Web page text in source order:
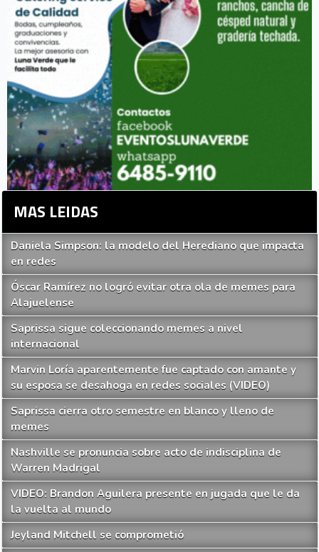
MAS LEIDAS
Daniela Simpson: la modelo del Herediano que impacta
en redes
Óscar Ramírez no logró evitar otra ola de memes para
Alajuelense
Saprissa sigue coleccionando memes a nivel
internacional
Marvin Loría aparentemente fue captado con amante y
su esposa se desahoga en redes sociales (VIDEO)
Saprissa cierra otro semestre en blanco y lleno de
memes
Nashville se pronuncia sobre acto de indisciplina de
Warren Madrigal
VIDEO: Brandon Aguilera presente en jugada que le da
la vuelta al mundo
Jeyland Mitchell se comprometió